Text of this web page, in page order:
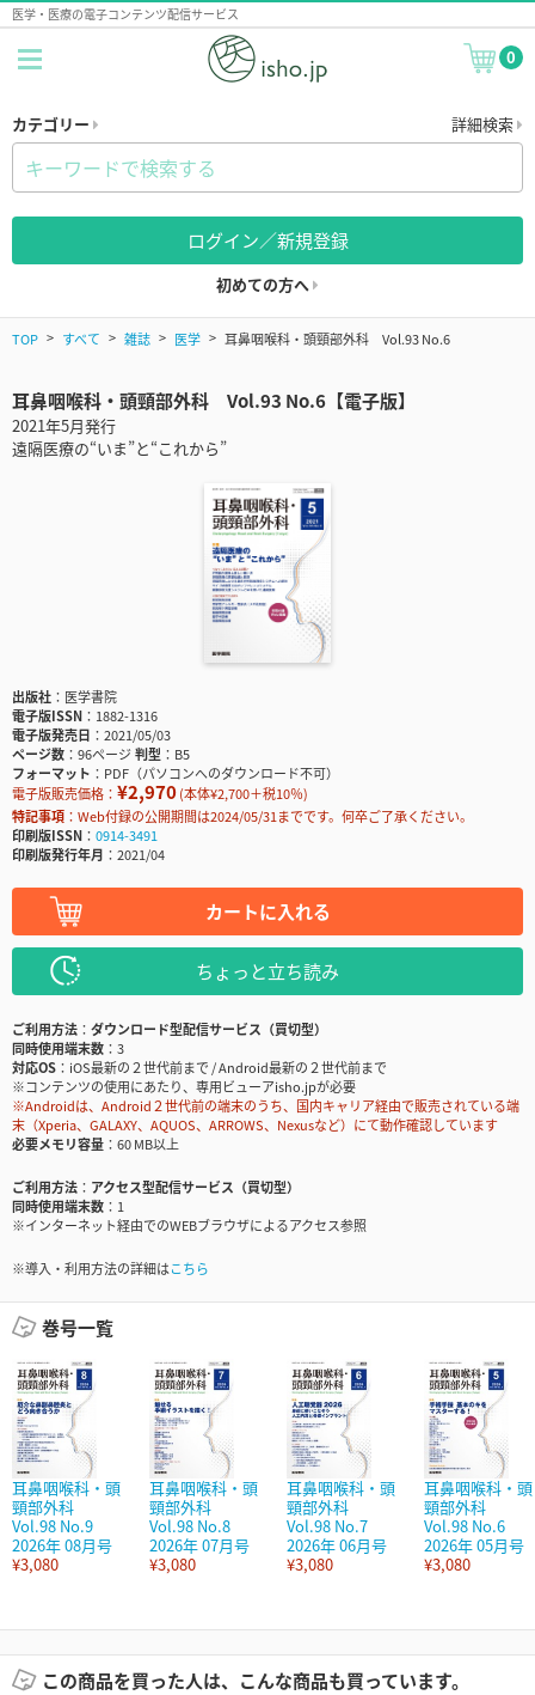
医学・医療の電子コンテンツ配信サービス
0
カテゴリー 詳細検索
ログイン／新規登録
初めての方へ
TOP すべて 雑誌 医学 耳鼻咽喉科・頭頸部外科 Vol.93 No.6
耳鼻咽喉科・頭頸部外科 Vol.93 No.6【電子版】
2021年5月発行
遠隔医療の“いま”と“これから”
出版社
医学書院
電子版ISSN
1882-1316
電子版発売日
2021/05/03
ページ数
96ページ判型
B5
フォーマット
PDF（パソコンへのダウンロード不可）
電子版販売価格： ¥2,970(本体¥2,700＋税10％)
特記事項
Web付録の公開期間は2024/05/31までです。何卒ご了承ください。
印刷版ISSN
0914-3491
印刷版発行年月
2021/04
カートに入れる
ちょっと立ち読み
ご利用方法
ダウンロード型配信サービス（買切型）
同時使用端末数
3
対応OS
iOS最新の２世代前まで / Android最新の２世代前まで
※コンテンツの使用にあたり、専用ビューアisho.jpが必要
※Androidは、Android２世代前の端末のうち、国内キャリア経由で販売されている端
末（Xperia、GALAXY、AQUOS、ARROWS、Nexusなど）にて動作確認しています
必要メモリ容量
60 MB以上
ご利用方法
アクセス型配信サービス（買切型）
同時使用端末数
1
※インターネット経由でのWEBブラウザによるアクセス参照
※導入・利用方法の詳細はこちら
巻号一覧
耳鼻咽喉科・頭
頸部外科
Vol.98 No.9
2026年 08月号
¥3,080
耳鼻咽喉科・頭
頸部外科
Vol.98 No.8
2026年 07月号
¥3,080
耳鼻咽喉科・頭
頸部外科
Vol.98 No.7
2026年 06月号
¥3,080
耳鼻咽喉科・頭
頸部外科
Vol.98 No.6
2026年 05月号
¥3,080
この商品を買った人は、こんな商品も買っています。